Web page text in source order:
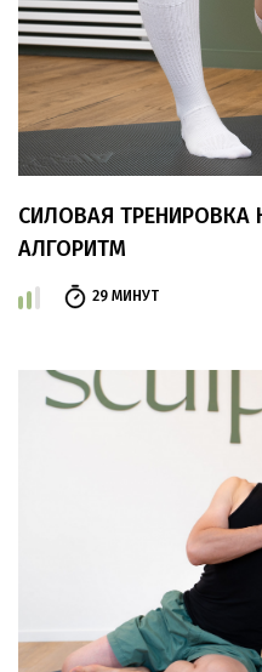
СИЛОВАЯ ТРЕНИРОВКА
АЛГОРИТМ
29 МИНУТ